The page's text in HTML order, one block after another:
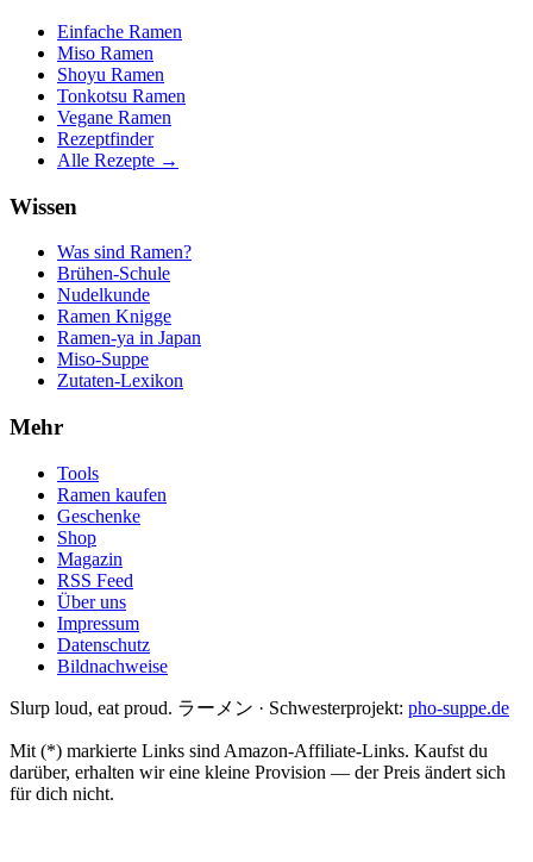
Einfache Ramen
Miso Ramen
Shoyu Ramen
Tonkotsu Ramen
Vegane Ramen
Rezeptfinder
Alle Rezepte →
Wissen
Was sind Ramen?
Brühen-Schule
Nudelkunde
Ramen Knigge
Ramen-ya in Japan
Miso-Suppe
Zutaten-Lexikon
Mehr
Tools
Ramen kaufen
Geschenke
Shop
Magazin
RSS Feed
Über uns
Impressum
Datenschutz
Bildnachweise
Slurp loud, eat proud. ラーメン · Schwesterprojekt: pho-suppe.de
Mit (*) markierte Links sind Amazon-Affiliate-Links. Kaufst du
darüber, erhalten wir eine kleine Provision — der Preis ändert sich
für dich nicht.